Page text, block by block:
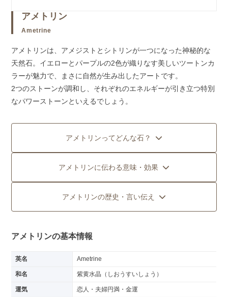
アメトリン
Ametrine
アメトリンは、アメジストとシトリンが一つになった神秘的な
天然石。イエローとパープルの2色が織りなす美しいツートンカ
ラーが魅力で、まさに自然が生み出したアートです。
2つのストーンが調和し、それぞれのエネルギーが引き立つ特別
なパワーストーンといえるでしょう。
アメトリンってどんな石？
アメトリンに伝わる意味・効果
アメトリンの歴史・言い伝え
アメトリンの基本情報
英名 Ametrine
和名 紫黄水晶（しおうすいしょう）
運気 恋人・夫婦円満・金運